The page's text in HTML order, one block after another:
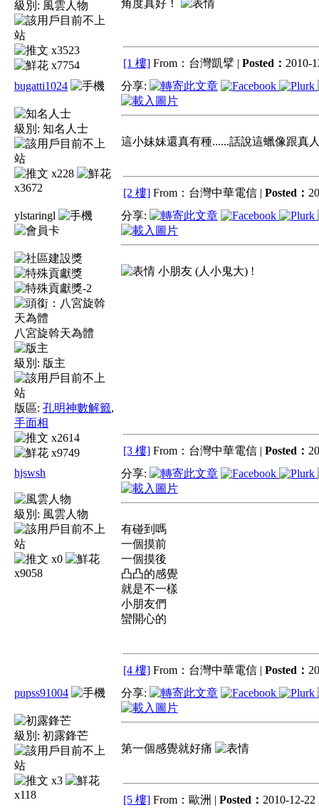
級別: 風雲人物
x3523
x7754
角度真好！
[1 樓] From：台灣凱擘 | Posted： 2010-
bugatti1024
級別: 知名人士
x228
x3672
分享:
這小妹妹還真有種......話說這蠟像跟真
[2 樓] From：台灣中華電信 | Posted：
ylstaringl
八宮旋斡天為體
級別: 版主
版區: 孔明神數解籤,
手面相
x2614
x9749
分享:
小朋友 (人小鬼大) !
[3 樓] From：台灣中華電信 | Posted：
hjswsh
級別: 風雲人物
x0
x9058
分享:
有碰到嗎
一個摸前
一個摸後
凸凸的感覺
就是不一樣
小朋友們
蠻開心的
[4 樓] From：台灣中華電信 | Posted：
pupss91004
級別: 初露鋒芒
x3
x118
分享:
第一個感覺就好痛
[5 樓] From：歐洲 | Posted： 2010-12-22